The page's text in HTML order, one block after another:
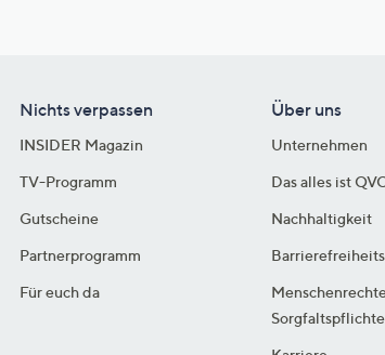
Nichts verpassen
INSIDER Magazin
TV-Programm
Gutscheine
Partnerprogramm
Für euch da
Über uns
Unternehmen
Das alles ist
Nachhaltigkeit